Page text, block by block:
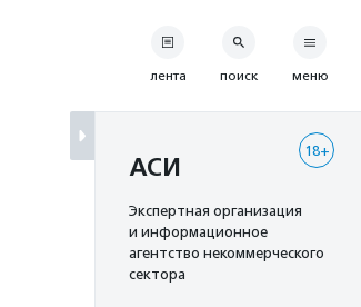
лента поиск меню
18+
АСИ
Экспертная организация
и информационное
агентство некоммерческого
сектора